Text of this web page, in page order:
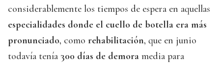
considerablemente los tiempos de espera en aquellas
especialidades donde el cuello de botella era más
pronunciado, como rehabilitación, que en junio
todavía tenía 300 días de demora media para